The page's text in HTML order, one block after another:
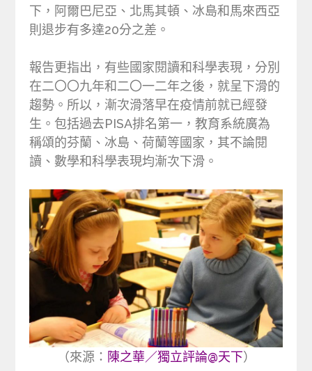
下，阿爾巴尼亞、北馬其頓、冰島和馬來西亞
則退步有多達20分之差。
報告更指出，有些國家閱讀和科學表現，分別
在二〇〇九年和二〇一二年之後，就呈下滑的
趨勢。所以，漸次滑落早在疫情前就已經發
生。包括過去PISA排名第一，教育系統廣為
稱頌的芬蘭、冰島、荷蘭等國家，其不論閱
讀、數學和科學表現均漸次下滑。
（來源： 陳之華／獨立評論@天下）